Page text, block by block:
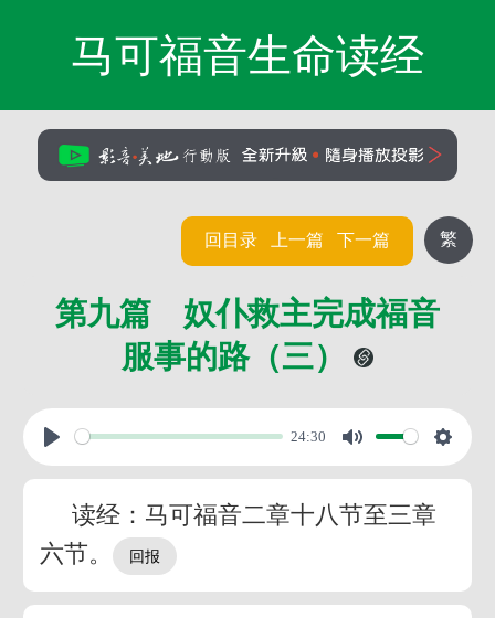
马可福音生命读经
繁
回目录 上一篇 下一篇
第九篇 奴仆救主完成福音
服事的路（三）
24:30
读经：马可福音二章十八节至三章
六节。